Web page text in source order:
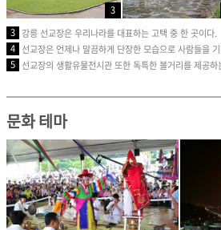
3
3 강릉 선교장은 우리나라를 대표하는 고택 중 한 곳이다.
4 선교장은 언제나 말끔하게 단장한 모습으로 사람들을
5 선교장의 생활유물전시관 또한 독특한 볼거리를 제공하
문화 테마